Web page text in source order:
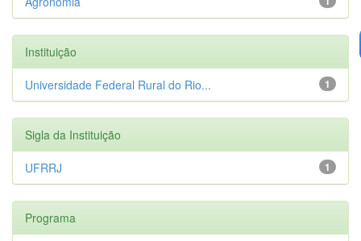
Instituição
1
Universidade Federal Rural do Rio...
Sigla da Instituição
1
UFRRJ
Programa